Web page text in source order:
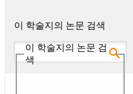
이 학술지의 논문 검색
이 학술지의 논문 검
색